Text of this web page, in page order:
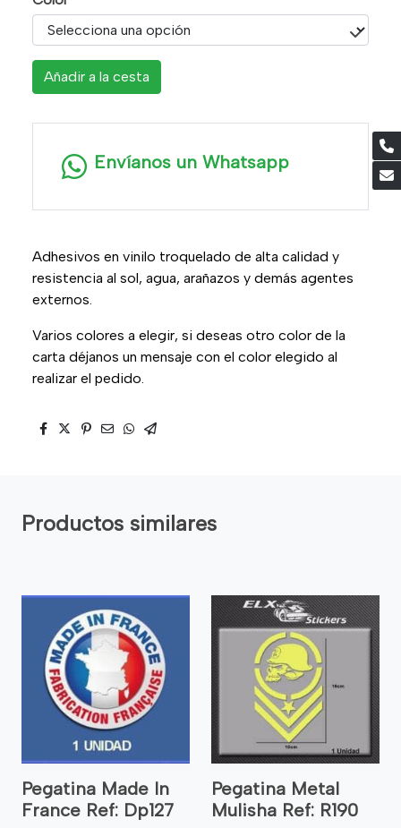
Añadir a la cesta
Envíanos un Whatsapp
Adhesivos en vinilo troquelado de alta calidad y
resistencia al sol, agua, arañazos y demás agentes
externos.
Varios colores a elegir, si deseas otro color de la
carta déjanos un mensaje con el color elegido al
realizar el pedido.
Productos similares
Pegatina Made In
France Ref: Dp127
Pegatina Metal
Mulisha Ref: R190